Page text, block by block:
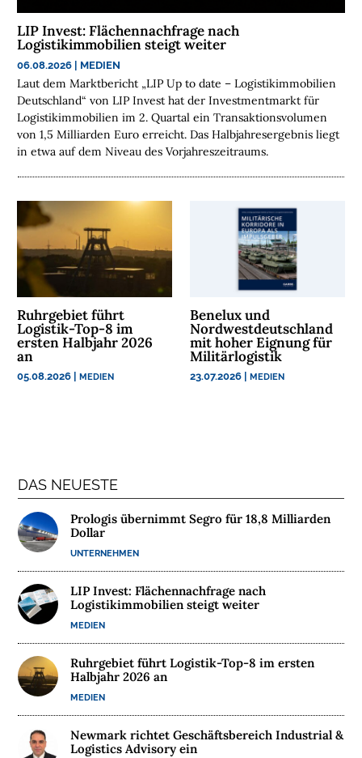

D
e
r
k
o
s
e
n
w
l
t
e
r
➔
j
e
t
b
o
LIP Invest: Flächennachfrage nach
Logistikimmobilien steigt weiter
06.08.2026 | MEDIEN
Laut dem Marktbericht „LIP Up to date – Logistikimmobilien
Deutschland“ von LIP Invest hat der Investmentmarkt für
Logistikimmobilien im 2. Quartal ein Transaktionsvolumen
von 1,5 Milliarden Euro erreicht. Das Halbjahresergebnis liegt
in etwa auf dem Niveau des Vorjahreszeitraums.
Ruhrgebiet führt
Logistik-Top-8 im
ersten Halbjahr 2026
an
05.08.2026 |MEDIEN
Benelux und
Nordwestdeutschland
mit hoher Eignung für
Militärlogistik
23.07.2026 |MEDIEN
DAS NEUESTE
Prologis übernimmt Segro für 18,8 Milliarden
Dollar
UNTERNEHMEN
LIP Invest: Flächennachfrage nach
Logistikimmobilien steigt weiter
MEDIEN
Ruhrgebiet führt Logistik-Top-8 im ersten
Halbjahr 2026 an
MEDIEN
Newmark richtet Geschäftsbereich Industrial &
Logistics Advisory ein